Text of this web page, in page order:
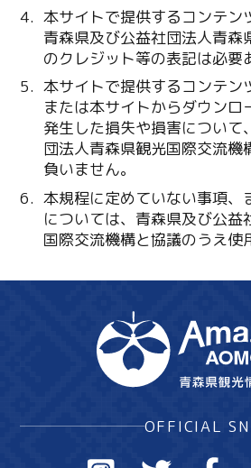
本サイトで提供するコンテン
青森県及び公益社団法人青森
のクレジット等の表記は必要
本サイトで提供するコンテン
または本サイトからダウンロ
発生した損失や損害について
団法人青森県観光国際交流機
負いません。
本規程に定めていない事項、
については、青森県及び公益
国際交流機構と協議のうえ使
OFFICIAL